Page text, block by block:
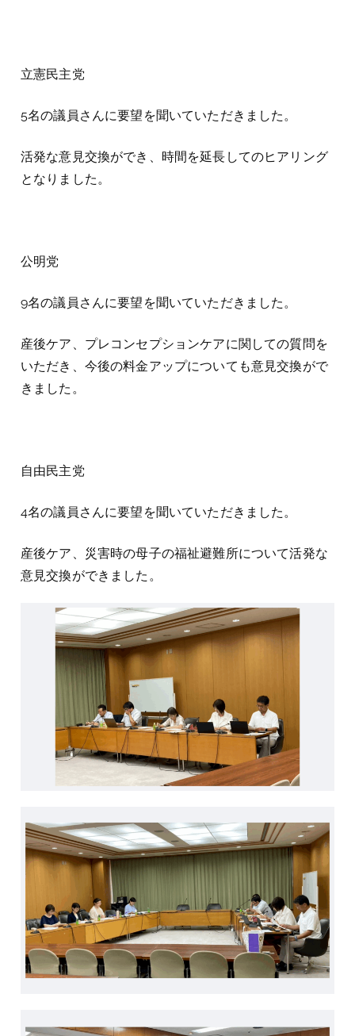
立憲民主党
5名の議員さんに要望を聞いていただきました。
活発な意見交換ができ、時間を延長してのヒアリング
となりました。
公明党
9名の議員さんに要望を聞いていただきました。
産後ケア、プレコンセプションケアに関しての質問を
いただき、今後の料金アップについても意見交換がで
きました。
自由民主党
4名の議員さんに要望を聞いていただきました。
産後ケア、災害時の母子の福祉避難所について活発な
意見交換ができました。